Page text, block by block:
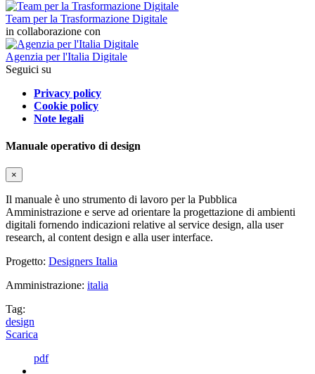
Team per la Trasformazione Digitale
in collaborazione con
Agenzia per l'Italia Digitale
Seguici su
Privacy policy
Cookie policy
Note legali
Manuale operativo di design
×
Il manuale è uno strumento di lavoro per la Pubblica
Amministrazione e serve ad orientare la progettazione di ambienti
digitali fornendo indicazioni relative al service design, alla user
research, al content design e alla user interface.
Progetto: Designers Italia
Amministrazione: italia
Tag:
design
Scarica
pdf